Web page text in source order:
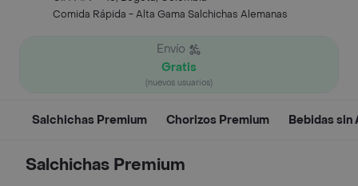
Comida Rápida - Alta Gama Salchichas Alemanas
Envío
Gratis
(nuevos usuarios)
Salchichas Premium Chorizos Premium Bebidas sin
Salchichas Premium